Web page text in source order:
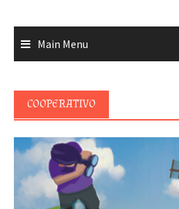
Main Menu
COOPERATIVO